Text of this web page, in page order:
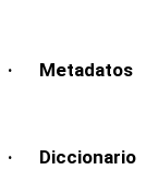
· Metadatos
· Diccionario